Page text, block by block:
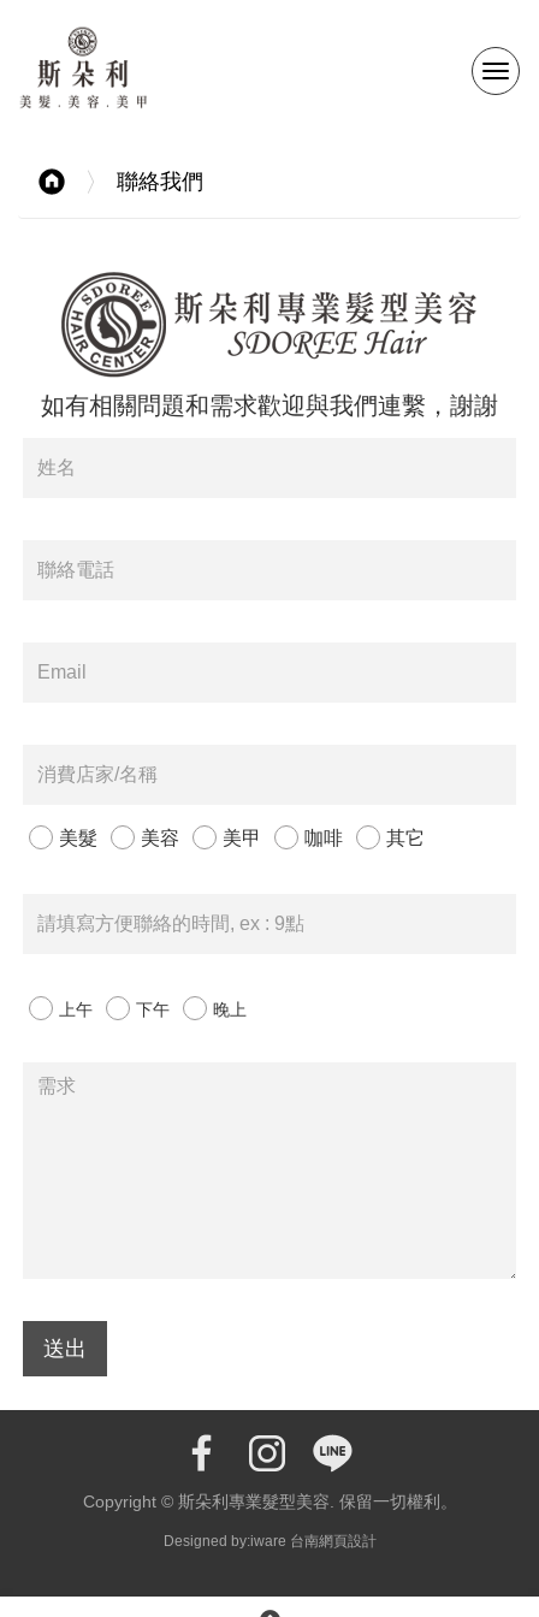
選
聯絡我們
如有相關問題和需求歡迎與我們連繫，謝謝
美髮 美容 美甲 咖啡 其它
上午 下午 晚上
Copyright © 斯朵利專業髮型美容. 保留一切權利。
Designed by:iware 台南網頁設計